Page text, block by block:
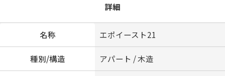
詳細
名称 エポイースト21
種別/構造 アパート / 木造